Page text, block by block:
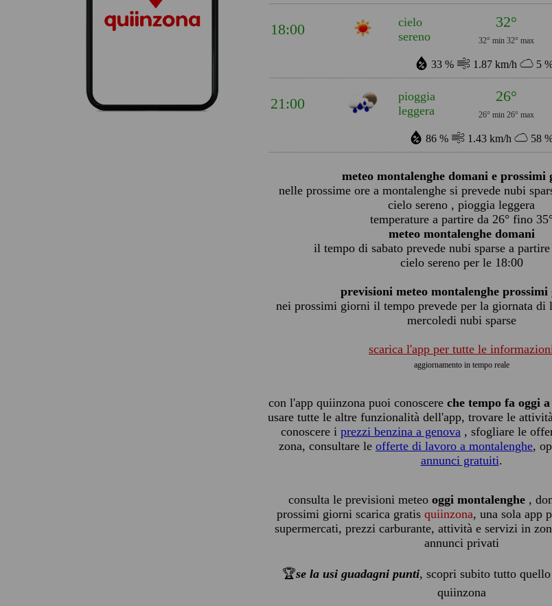
18:00
cielo
sereno
32°
32° min 32° max
33 % 1.87 km/h 5
21:00
pioggia
leggera
26°
26° min 26° max
86 % 1.43 km/h 58
meteo montalenghe domani e prossimi
nelle prossime ore a montalenghe si prevede nubi
cielo sereno , pioggia leggera
temperature a partire da 26° fino
meteo montalenghe domani
il tempo di sabato prevede nubi sparse a
cielo sereno per le 18:00
previsioni meteo montalenghe
nei prossimi giorni il tempo prevede per la giornata di
mercoledi nubi sparse
scarica l'app per tutte le
aggiornamento in tempo reale
con l'app quiinzona puoi conoscere che tempo fa oggi
usare tutte le altre funzionalità dell'app, trovare le
conoscere i prezzi benzina a genova , sfogliare le
zona, consultare le offerte di lavoro a montalenghe,
annunci gratuiti.
consulta le previsioni meteo oggi montalenghe ,
prossimi giorni scarica gratis quiinzona, una sola app
supermercati, prezzi carburante, attività e servizi in
annunci privati
🏆se la usi guadagni punti, scopri subito tutto
quiinzona